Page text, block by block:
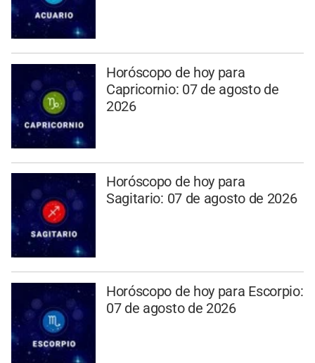
Horóscopo de hoy para
Capricornio: 07 de agosto de
2026
Horóscopo de hoy para
Sagitario: 07 de agosto de 2026
Horóscopo de hoy para Escorpio:
07 de agosto de 2026